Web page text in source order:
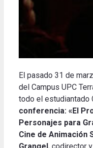
El pasado 31 de
del Campus UPC
todo el estudiantado
conferencia: «El
Personajes para
Cine de Animación